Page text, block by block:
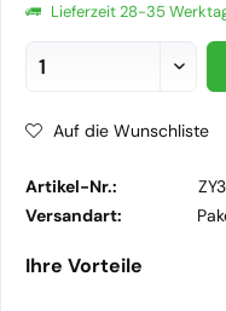
Lieferzeit 28-35
Auf die Wunschliste
Artikel-Nr.:
Versandart:
Ihre Vorteile